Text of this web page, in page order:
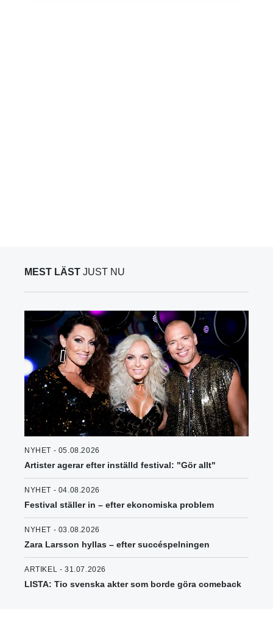
MEST LÄST JUST NU
NYHET - 05.08.2026
Artister agerar efter inställd festival: "Gör allt"
NYHET - 04.08.2026
Festival ställer in – efter ekonomiska problem
NYHET - 03.08.2026
Zara Larsson hyllas – efter succéspelningen
ARTIKEL - 31.07.2026
LISTA: Tio svenska akter som borde göra comeback